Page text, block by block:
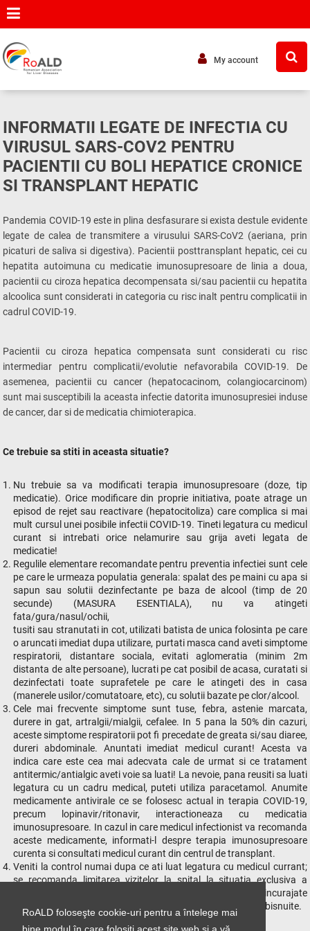
RoALD foloseşte cookie-uri pentru a întelege mai
My account
INFORMATII LEGATE DE INFECTIA CU
VIRUSUL SARS-COV2 PENTRU
PACIENTII CU BOLI HEPATICE CRONICE
SI TRANSPLANT HEPATIC
Pandemia COVID-19 este in plina desfasurare si exista destule evidente
legate de calea de transmitere a virusului SARS-CoV2 (aeriana, prin
picaturi de saliva si digestiva). Pacientii posttransplant hepatic, cei cu
hepatita autoimuna cu medicatie imunosupresoare de linia a doua,
pacientii cu ciroza hepatica decompensata si/sau pacientii cu hepatita
alcoolica sunt considerati in categoria cu risc inalt pentru complicatii in
cadrul COVID-19.
Pacientii cu ciroza hepatica compensata sunt considerati cu risc
intermediar pentru complicatii/evolutie nefavorabila COVID-19. De
asemenea, pacientii cu cancer (hepatocacinom, colangiocarcinom)
sunt mai susceptibili la aceasta infectie datorita imunosupresiei induse
de cancer, dar si de medicatia chimioterapica.
Ce trebuie sa stiti in aceasta situatie?
Nu trebuie sa va modificati terapia imunosupresoare (doze, tip
medicatie). Orice modificare din proprie initiativa, poate atrage un
episod de rejet sau reactivare (hepatocitoliza) care complica si mai
mult cursul unei posibile infectii COVID-19. Tineti legatura cu medicul
curant si intrebati orice nelamurire sau grija aveti legata de
medicatie!
Regulile elementare recomandate pentru preventia infectiei sunt cele
pe care le urmeaza populatia generala: spalat des pe maini cu apa si
sapun sau solutii dezinfectante pe baza de alcool (timp de 20
secunde) (MASURA ESENTIALA), nu va atingeti
fata/gura/nasul/ochii,
tusiti sau stranutati in cot, utilizati batista de unica folosinta pe care
o aruncati imediat dupa utilizare, purtati masca cand aveti simptome
respiratorii, distantare sociala, evitati aglomeratia (minim 2m
distanta de alte persoane), lucrati pe cat posibil de acasa, curatati si
dezinfectati toate suprafetele pe care le atingeti des in casa
(manerele usilor/comutatoare, etc), cu solutii bazate pe clor/alcool.
Cele mai frecvente simptome sunt tuse, febra, astenie marcata,
durere in gat, artralgii/mialgii, cefalee. In 5 pana la 50% din cazuri,
aceste simptome respiratorii pot fi precedate de greata si/sau diaree,
dureri abdominale. Anuntati imediat medicul curant! Acesta va
indica care este cea mai adecvata cale de urmat si ce tratament
antitermic/antialgic aveti voie sa luati! La nevoie, pana reusiti sa luati
legatura cu un cadru medical, puteti utiliza paracetamol. Anumite
medicamente antivirale ce se folosesc actual in terapia COVID-19,
precum lopinavir/ritonavir, interactioneaza cu medicatia
imunosupresoare. In cazul in care medicul infectionist va recomanda
aceste medicamente, informati-l despre terapia imunosupresoare
curenta si consultati medicul curant din centrul de transplant.
Veniti la control numai dupa ce ati luat legatura cu medicul currant;
se recomanda limitarea vizitelor la spital la situatia exclusiva a
existentei unei urgente medicale sau complicatii! Sunt incurajate
teleconferintele/telefoanele/emailurile pentru consulturile obisnuite.